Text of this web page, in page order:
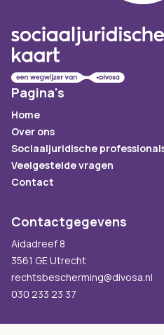
Pagina's
Home
Over ons
Sociaaljuridische
Veelgestelde vragen
Contact
Contactgegevens
Aidadreef 8
3561 GE Utrecht
rechtsbescherming@divosa.nl
030 233 23 37